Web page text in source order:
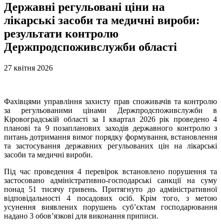
Державні регульовані ціни на
лікарські засоби та медичні вироби:
результати контролю
Держпродспоживслужби області
27 квітня 2026
Фахівцями управління захисту прав споживачів та контролю
за регульованими цінами Держпродспоживслужби в
Кіровоградській області за І квартал 2026 рік проведено 4
планові та 9 позапланових заходів державного контролю з
питань дотримання вимог порядку формування, встановлення
та застосування державних регульованих цін на лікарські
засоби та медичні вироби.
Під час проведення 4 перевірок встановлено порушення та
застосовано адміністративно-господарські санкції на суму
понад 51 тисячу гривень. Притягнуто до адміністративної
відповідальності 4 посадових осіб. Крім того, з метою
усунення виявлених порушень суб’єктам господарювання
надано 3 обов’язкові для виконання приписи.